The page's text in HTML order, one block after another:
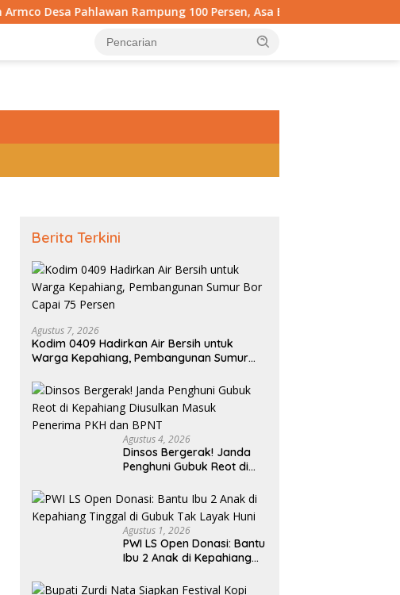
Rampung 100 Persen, Asa Baru 540 Warga Kini Jadi Kenyataan
Berita Terkini
Agustus 7, 2026
Kodim 0409 Hadirkan Air Bersih untuk
Warga Kepahiang, Pembangunan Sumur
Agustus 4, 2026
Dinsos Bergerak! Janda
Penghuni Gubuk Reot di
Masuk Penerima PKH dan
BPNT
Agustus 1, 2026
PWI LS Open Donasi: Bantu
Ibu 2 Anak di Kepahiang
Layak Huni